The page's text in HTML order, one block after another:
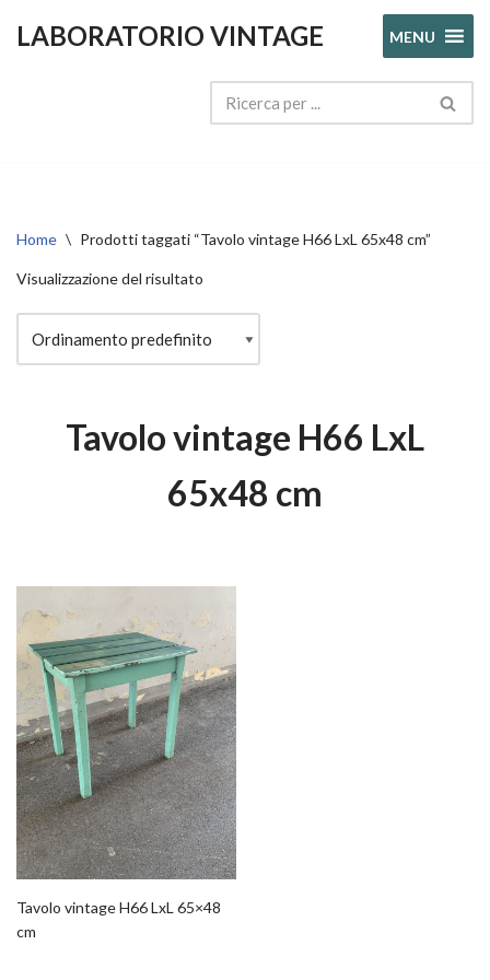
LABORATORIO VINTAGE MENU
Home \ Prodotti taggati “Tavolo vintage H66 LxL 65x48 cm”
Visualizzazione del risultato
Tavolo vintage H66 LxL
65x48 cm
Tavolo vintage H66 LxL 65×48
cm